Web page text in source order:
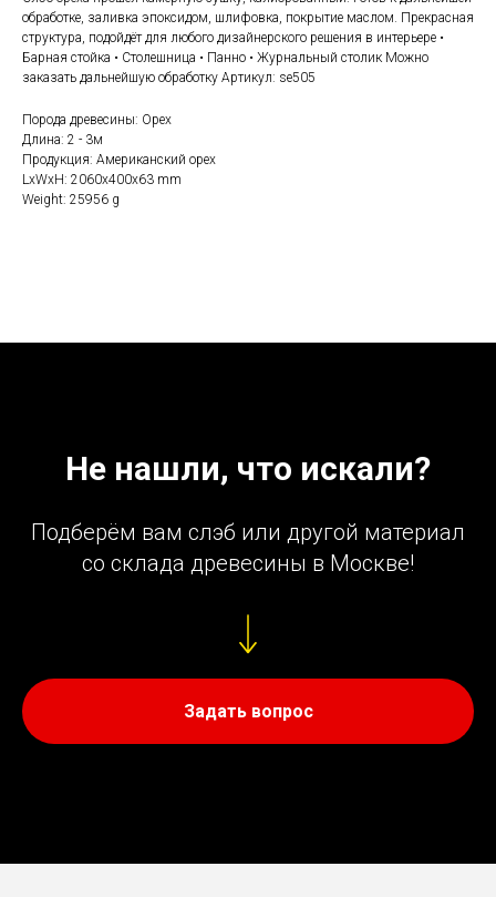
обработке, заливка эпоксидом, шлифовка, покрытие маслом. Прекрасная
структура, подойдёт для любого дизайнерского решения в интерьере •
Барная стойка • Столешница • Панно • Журнальный столик Можно
заказать дальнейшую обработку Артикул: se505
Порода древесины: Орех
Длина: 2 - 3м
Продукция: Американский орех
LxWxH: 2060x400x63 mm
Weight: 25956 g
Не нашли, что искали?
Подберём вам слэб или другой материал
со склада древесины в Москве!
Задать вопрос